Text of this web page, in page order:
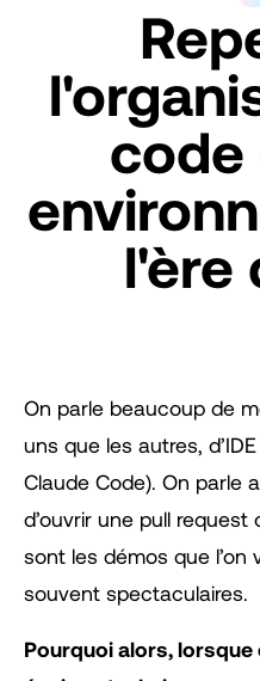
code
l'ère
On parle beaucoup de
uns que les autres,
Claude Code). On parle
d’ouvrir une pull
sont les démos que
souvent spectaculaires.
Pourquoi alors,